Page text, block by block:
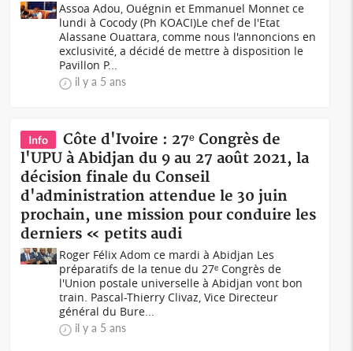
Assoa Adou, Ouégnin et Emmanuel Monnet ce
lundi à Cocody (Ph KOACI)Le chef de l'Etat
Alassane Ouattara, comme nous l'annoncions en
exclusivité, a décidé de mettre à disposition le
Pavillon P...
il y a 5 ans
Info
Côte d'Ivoire : 27ᵉ Congrès de
l'UPU à Abidjan du 9 au 27 août 2021, la
décision finale du Conseil
d'administration attendue le 30 juin
prochain, une mission pour conduire les
derniers « petits audi
Roger Félix Adom ce mardi à Abidjan Les
préparatifs de la tenue du 27ᵉ Congrès de
l'Union postale universelle à Abidjan vont bon
train. Pascal-Thierry Clivaz, Vice Directeur
général du Bure...
il y a 5 ans